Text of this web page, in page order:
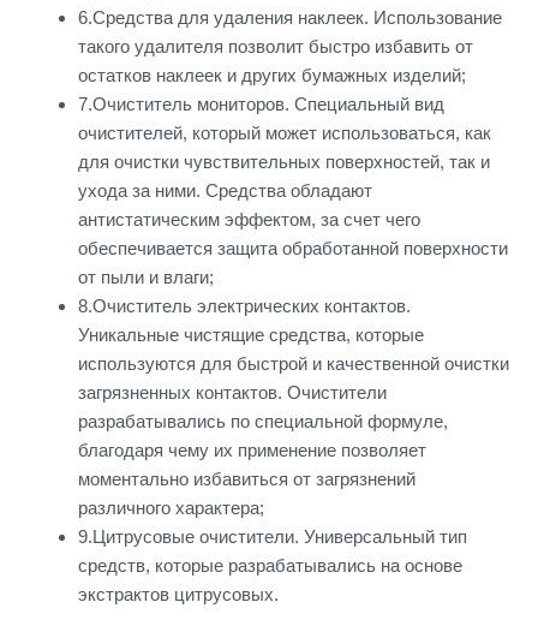
6.Средства для удаления наклеек. Использование
такого удалителя позволит быстро избавить от
остатков наклеек и других бумажных изделий;
7.Очиститель мониторов. Специальный вид
очистителей, который может использоваться, как
для очистки чувствительных поверхностей, так и
ухода за ними. Средства обладают
антистатическим эффектом, за счет чего
обеспечивается защита обработанной поверхности
от пыли и влаги;
8.Очиститель электрических контактов.
Уникальные чистящие средства, которые
используются для быстрой и качественной очистки
загрязненных контактов. Очистители
разрабатывались по специальной формуле,
благодаря чему их применение позволяет
моментально избавиться от загрязнений
различного характера;
9.Цитрусовые очистители. Универсальный тип
средств, которые разрабатывались на основе
экстрактов цитрусовых.